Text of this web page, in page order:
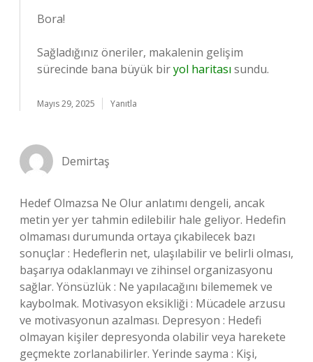
Bora!
Sağladığınız öneriler, makalenin gelişim
sürecinde bana büyük biryol haritası sundu.
Mayıs 29, 2025 Yanıtla
Demirtaş
Hedef Olmazsa Ne Olur anlatımı dengeli, ancak
metin yer yer tahmin edilebilir hale geliyor. Hedefin
olmaması durumunda ortaya çıkabilecek bazı
sonuçlar : Hedeflerin net, ulaşılabilir ve belirli olması,
başarıya odaklanmayı ve zihinsel organizasyonu
sağlar. Yönsüzlük : Ne yapılacağını bilememek ve
kaybolmak. Motivasyon eksikliği : Mücadele arzusu
ve motivasyonun azalması. Depresyon : Hedefi
olmayan kişiler depresyonda olabilir veya harekete
geçmekte zorlanabilirler. Yerinde sayma : Kişi,